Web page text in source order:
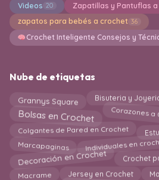
Videos 20 Zapatillas y Pantuflas a
zapatos para bebés a crochet 36
Crochet Inteligente Consejos y
Nube de etiquetas
Grannys Square Bisuteria y
Bolsas en Crochet Corazones
Colgantes de Pared en Crochet
Marcapaginas Individuales en
Decoración en Crochet Crochet
Macrame Jersey en Crochet